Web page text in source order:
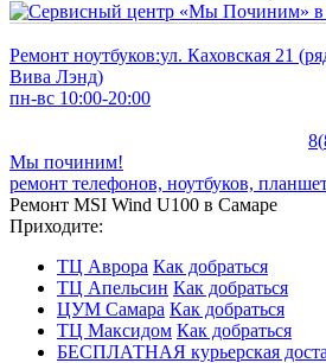
Ремонт ноутбуков:ул. Каховская 21
Вива Лэнд)
пн-вс 10:00-20:00
8(
Мы починим!
ремонт телефонов, ноутбуков,
Ремонт MSI Wind U100 в Самаре
Приходите:
ТЦ Аврора Как добраться
ТЦ Апельсин Как добраться
ЦУМ Самара Как добраться
ТЦ Максидом Как добраться
БЕСПЛАТНАЯ курьерская